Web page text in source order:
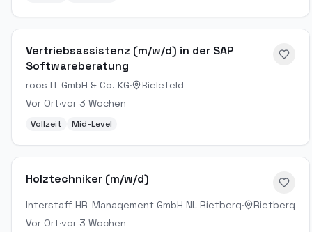
Vertriebsassistenz (m/w/d) in der SAP
Softwareberatung
roos IT GmbH & Co. KG·
Bielefeld
Vor Ort·vor 3 Wochen
Vollzeit Mid-Level
Holztechniker (m/w/d)
Interstaff HR-Management GmbH NL Rietberg·
Rietberg
Vor Ort·vor 3 Wochen